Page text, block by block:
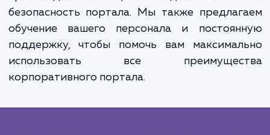
системы управления контентом,
почту, календари, форумы, базы
многое другое. Мы также интегрируем
с существующими системами и
вашей компании для обеспечения